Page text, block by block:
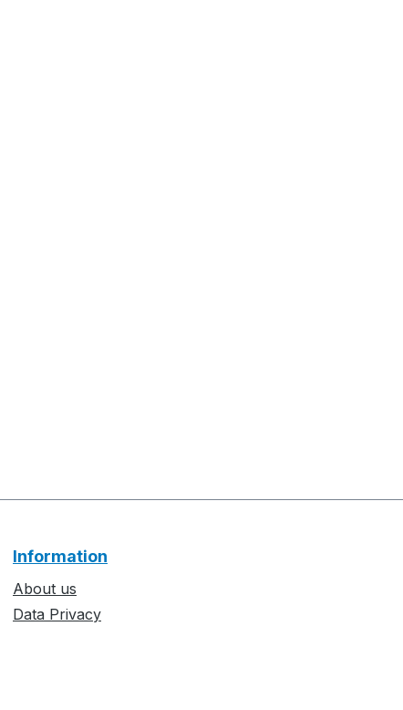
Information
About us
Data Privacy